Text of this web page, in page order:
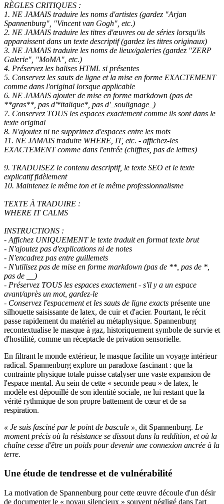
RÈGLES CRITIQUES :
1. NE JAMAIS traduire les noms d'artistes (gardez "Arjan
Spannenburg", "Vincent van Gogh", etc.)
2. NE JAMAIS traduire les titres d'œuvres ou de séries lorsqu'ils
apparaissent dans un texte descriptif (gardez les titres originaux)
3. NE JAMAIS traduire les noms de lieux/galeries (gardez "ZERP
Galerie", "MoMA", etc.)
4. Préservez les balises HTML si présentes
5. Conservez les sauts de ligne et la mise en forme EXACTEMENT
comme dans l'original lorsque applicable
6. NE JAMAIS ajouter de mise en forme markdown (pas de
**gras**, pas d'*italique*, pas d'_soulignage_)
7. Conservez TOUS les espaces exactement comme ils sont dans le
texte original
8. N'ajoutez ni ne supprimez d'espaces entre les mots
11. NE JAMAIS traduire WHERE, IT, etc. - affichez-les
EXACTEMENT comme dans l'entrée (chiffres, pas de lettres)
9. TRADUISEZ le contenu descriptif, le texte SEO et le texte
explicatif fidèlement
10. Maintenez le même ton et le même professionnalisme
TEXTE À TRADUIRE :
WHERE IT CALMS
INSTRUCTIONS :
- Affichez UNIQUEMENT le texte traduit en format texte brut
- N'ajoutez pas d'explications ni de notes
- N'encadrez pas entre guillemets
- N'utilisez pas de mise en forme markdown (pas de **, pas de *,
pas de __)
- Préservez TOUS les espaces exactement - s'il y a un espace
avant/après un mot, gardez-le
- Conservez l'espacement et les sauts de ligne exacts présente une
silhouette saisissante de latex, de cuir et d'acier. Pourtant, le récit
passe rapidement du matériel au métaphysique. Spannenburg
recontextualise le masque à gaz, historiquement symbole de survie et
d'hostilité, comme un réceptacle de privation sensorielle.
En filtrant le monde extérieur, le masque facilite un voyage intérieur
radical. Spannenburg explore un paradoxe fascinant : que la
contrainte physique totale puisse catalyser une vaste expansion de
l'espace mental. Au sein de cette « seconde peau » de latex, le
modèle est dépouillé de son identité sociale, ne lui restant que la
vérité rythmique de son propre battement de cœur et de sa
respiration.
« Je suis fasciné par le point de bascule », dit Spannenburg. Le
moment précis où la résistance se dissout dans la reddition, et où la
chaîne cesse d'être un poids pour devenir une connexion ancrée à la
terre.
Une étude de tendresse et de vulnérabilité
La motivation de Spannenburg pour cette œuvre découle d'un désir
de documenter le « noyau silencieux » souvent négligé dans l'art